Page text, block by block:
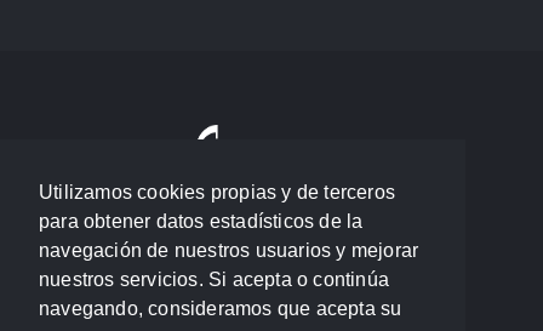
Utilizamos cookies propias y de terceros
para obtener datos estadísticos de la
navegación de nuestros usuarios y mejorar
nuestros servicios. Si acepta o continúa
navegando, consideramos que acepta su